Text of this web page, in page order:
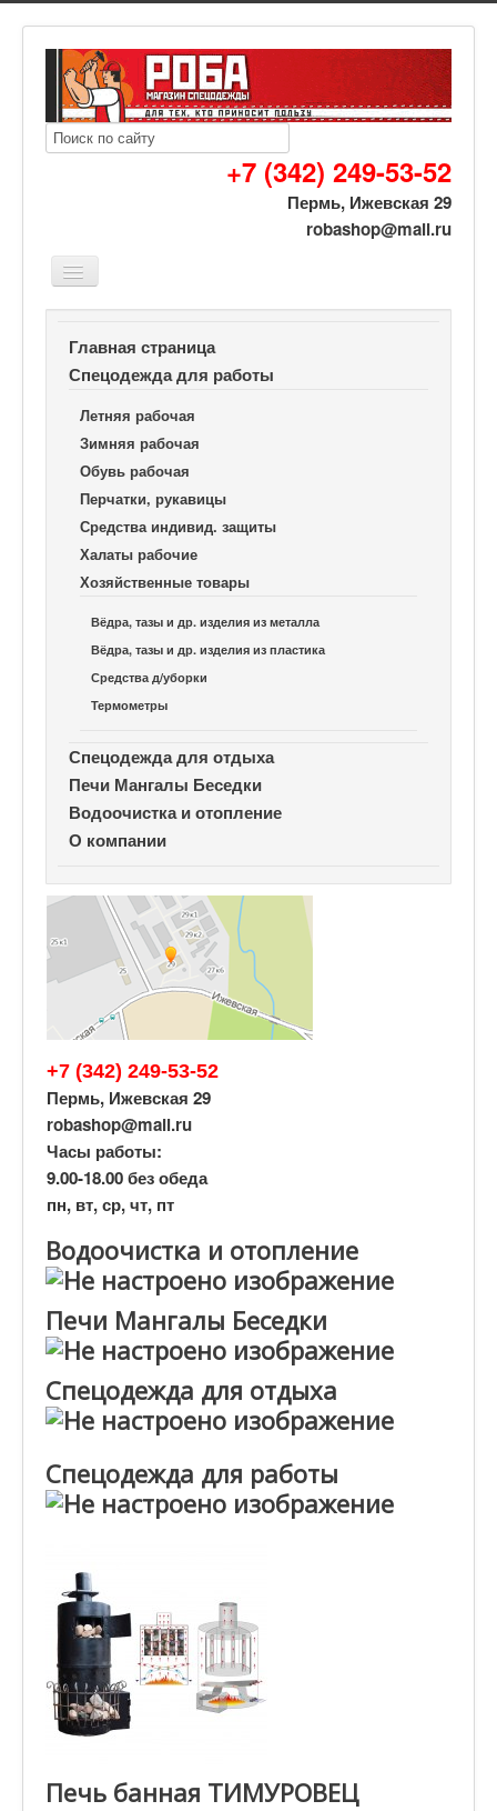
+7 (342) 249-53-52
Пермь, Ижевская 29
robashop@mail.ru
Хозяйственные товары
Главная страница
Спецодежда для работы
Летняя рабочая
Зимняя рабочая
Обувь рабочая
Перчатки, рукавицы
Средства индивид. защиты
Халаты рабочие
Хозяйственные товары
Вёдра, тазы и др. изделия из металла
Вёдра, тазы и др. изделия из пластика
Средства д/уборки
Термометры
Спецодежда для отдыха
Печи Мангалы Беседки
Водоочистка и отопление
О компании
+7 (342) 249-53-52
Пермь, Ижевская 29
robashop@mail.ru
Часы работы:
9.00-18.00 без обеда
пн, вт, ср, чт, пт
Водоочистка и отопление
Печи Мангалы Беседки
Спецодежда для отдыха
Спецодежда для работы
Печь банная ТИМУРОВЕЦ